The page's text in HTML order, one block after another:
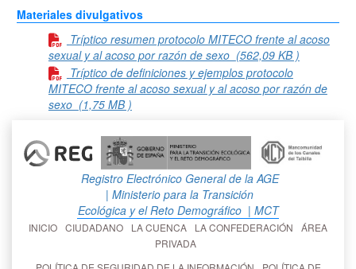
Materiales divulgativos
Tríptico resumen protocolo MITECO frente al acoso
sexual y al acoso por razón de sexo (562,09 KB )
Tríptico de definiciones y ejemplos protocolo
MITECO frente al acoso sexual y al acoso por razón de
sexo (1,75 MB )
Registro Electrónico General de la AGE
| Ministerio para la Transición
Ecológica y el Reto Demográfico | MCT
INICIO CIUDADANO LA CUENCA LA CONFEDERACIÓN
ÁREA
PRIVADA